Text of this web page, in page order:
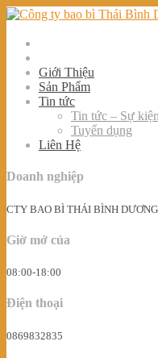
Giới Thiệu
Sản Phẩm
Tin tức
Tin tức – Sự kiện
Tuyển dụng
Liên Hệ
Doanh nghiệp
CTY BAO BÌ THÁI BÌNH DƯƠNG
Giờ mở của
08:00-18:00
Điện thoại
0869832835